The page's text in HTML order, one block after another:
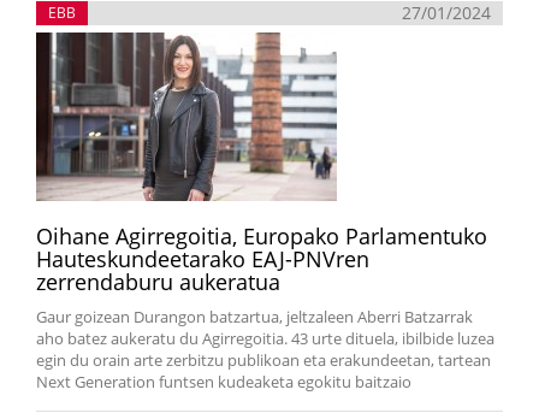
EBB 27/01/2024
Oihane Agirregoitia, Europako Parlamentuko
Hauteskundeetarako EAJ-PNVren
zerrendaburu aukeratua
Gaur goizean Durangon batzartua, jeltzaleen Aberri Batzarrak
aho batez aukeratu du Agirregoitia. 43 urte dituela, ibilbide luzea
egin du orain arte zerbitzu publikoan eta erakundeetan, tartean
Next Generation funtsen kudeaketa egokitu baitzaio